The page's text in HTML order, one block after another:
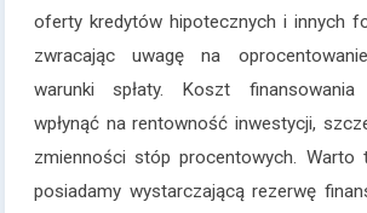
oferty kredytów hipotecznych i innych
zwracając uwagę na
warunki spłaty. Koszt
wpłynąć na rentowność inwestycji,
zmienności stóp procentowych. Warto
posiadamy wystarczającą rezerwę